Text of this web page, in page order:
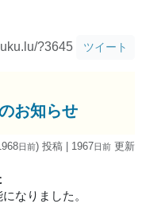
?3645 ツイート
お知らせ
日前) 投稿 | 1967日前 更新
なりました。